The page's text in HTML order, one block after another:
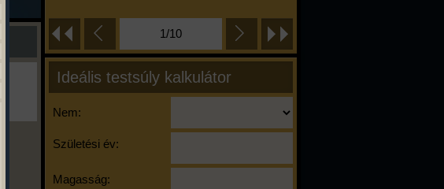
1/10
Ideális testsúly kalkulátor
Nem:
Születési év:
Magasság: